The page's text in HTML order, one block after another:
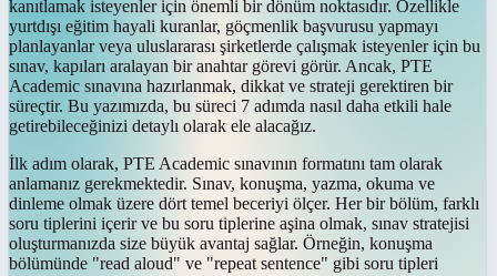
kanıtlamak isteyenler için önemli bir dönüm noktasıdır. Özellikle
yurtdışı eğitim hayali kuranlar, göçmenlik başvurusu yapmayı
planlayanlar veya uluslararası şirketlerde çalışmak isteyenler için bu
sınav, kapıları aralayan bir anahtar görevi görür. Ancak, PTE
Academic sınavına hazırlanmak, dikkat ve strateji gerektiren bir
süreçtir. Bu yazımızda, bu süreci 7 adımda nasıl daha etkili hale
getirebileceğinizi detaylı olarak ele alacağız.
İlk adım olarak, PTE Academic sınavının formatını tam olarak
anlamanız gerekmektedir. Sınav, konuşma, yazma, okuma ve
dinleme olmak üzere dört temel beceriyi ölçer. Her bir bölüm, farklı
soru tiplerini içerir ve bu soru tiplerine aşina olmak, sınav stratejisi
oluşturmanızda size büyük avantaj sağlar. Örneğin, konuşma
bölümünde "read aloud" ve "repeat sentence" gibi soru tipleri